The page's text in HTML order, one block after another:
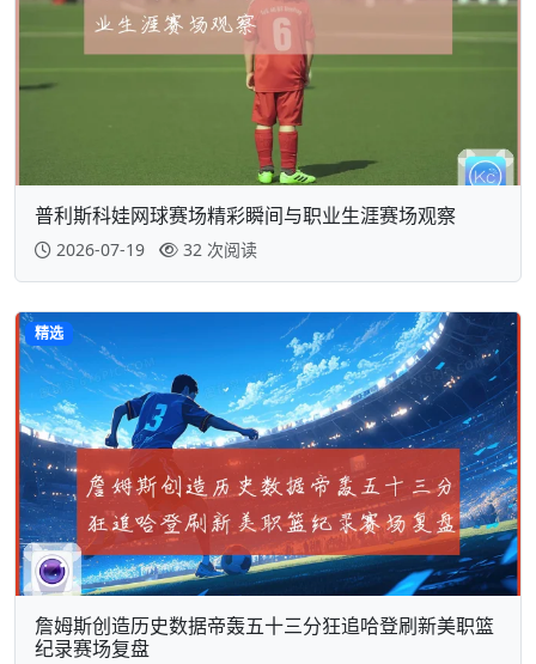
普利斯科娃网球赛场精彩瞬间与职业生涯赛场观察
2026-07-19 32 次阅读
精选
詹姆斯创造历史数据帝轰五十三分狂追哈登刷新美职篮
纪录赛场复盘